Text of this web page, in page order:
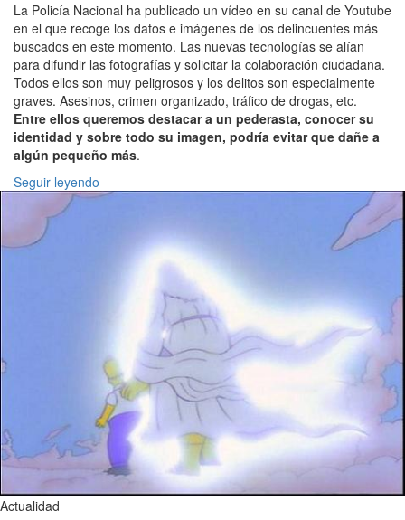
La Policía Nacional ha publicado un vídeo en su canal de Youtube
en el que recoge los datos e imágenes de los delincuentes más
buscados en este momento. Las nuevas tecnologías se alían
para difundir las fotografías y solicitar la colaboración ciudadana.
Todos ellos son muy peligrosos y los delitos son especialmente
graves. Asesinos, crimen organizado, tráfico de drogas, etc.
Entre ellos queremos destacar a un pederasta, conocer su
identidad y sobre todo su imagen, podría evitar que dañe a
algún pequeño más.
Seguir leyendo
Actualidad